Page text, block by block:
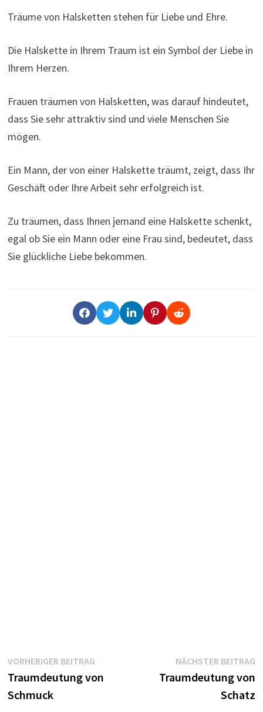
Träume von Halsketten stehen für Liebe und Ehre.
Die Halskette in Ihrem Traum ist ein Symbol der Liebe in
Ihrem Herzen.
Frauen träumen von Halsketten, was darauf hindeutet,
dass Sie sehr attraktiv sind und viele Menschen Sie
mögen.
Ein Mann, der von einer Halskette träumt, zeigt, dass Ihr
Geschäft oder Ihre Arbeit sehr erfolgreich ist.
Zu träumen, dass Ihnen jemand eine Halskette schenkt,
egal ob Sie ein Mann oder eine Frau sind, bedeutet, dass
Sie glückliche Liebe bekommen.
Beitragsnavigation
VORHERIGER BEITRAGVorheriger
Beitrag:
Traumdeutung von
Schmuck
NÄCHSTER BEITRAG
Traumdeutung von
Schatz